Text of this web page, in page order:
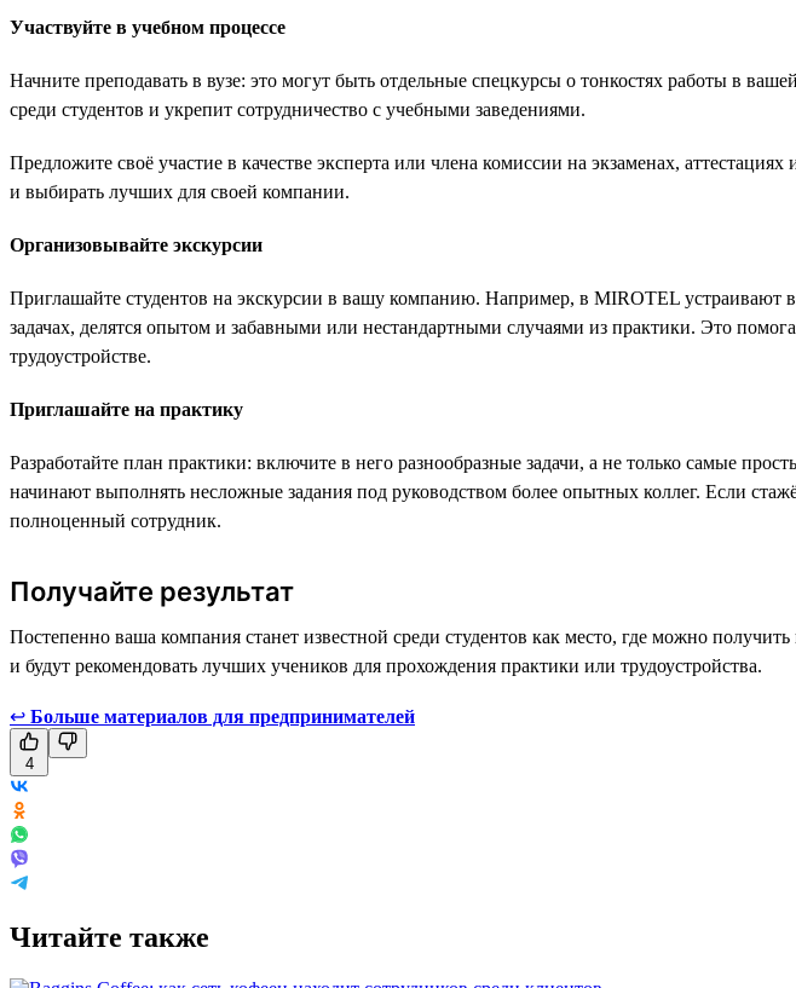
Участвуйте в учебном процессе
Начните преподавать в вузе: это могут быть отдельные спецкурсы о тонкостях работы в
среди студентов и укрепит сотрудничество с учебными заведениями.
Предложите своё участие в качестве эксперта или члена комиссии на экзаменах,
и выбирать лучших для своей компании.
Организовывайте экскурсии
Приглашайте студентов на экскурсии в вашу компанию. Например, в MIROTEL устраивают
задачах, делятся опытом и забавными или нестандартными случаями из практики. Это
трудоустройстве.
Приглашайте на практику
Разработайте план практики: включите в него разнообразные задачи, а не только самые
начинают выполнять несложные задания под руководством более опытных коллег. Если
полноценный сотрудник.
Получайте результат
Постепенно ваша компания станет известной среди студентов как место, где можно
и будут рекомендовать лучших учеников для прохождения практики или трудоустройства.
↩ Больше материалов для предпринимателей
4
Читайте также